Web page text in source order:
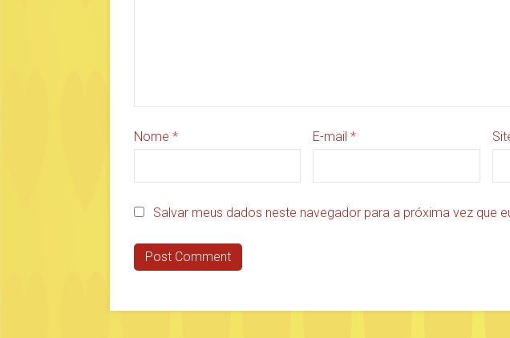
Nome * E-mail*
Salvar meus dados neste navegador para a próxima vez que